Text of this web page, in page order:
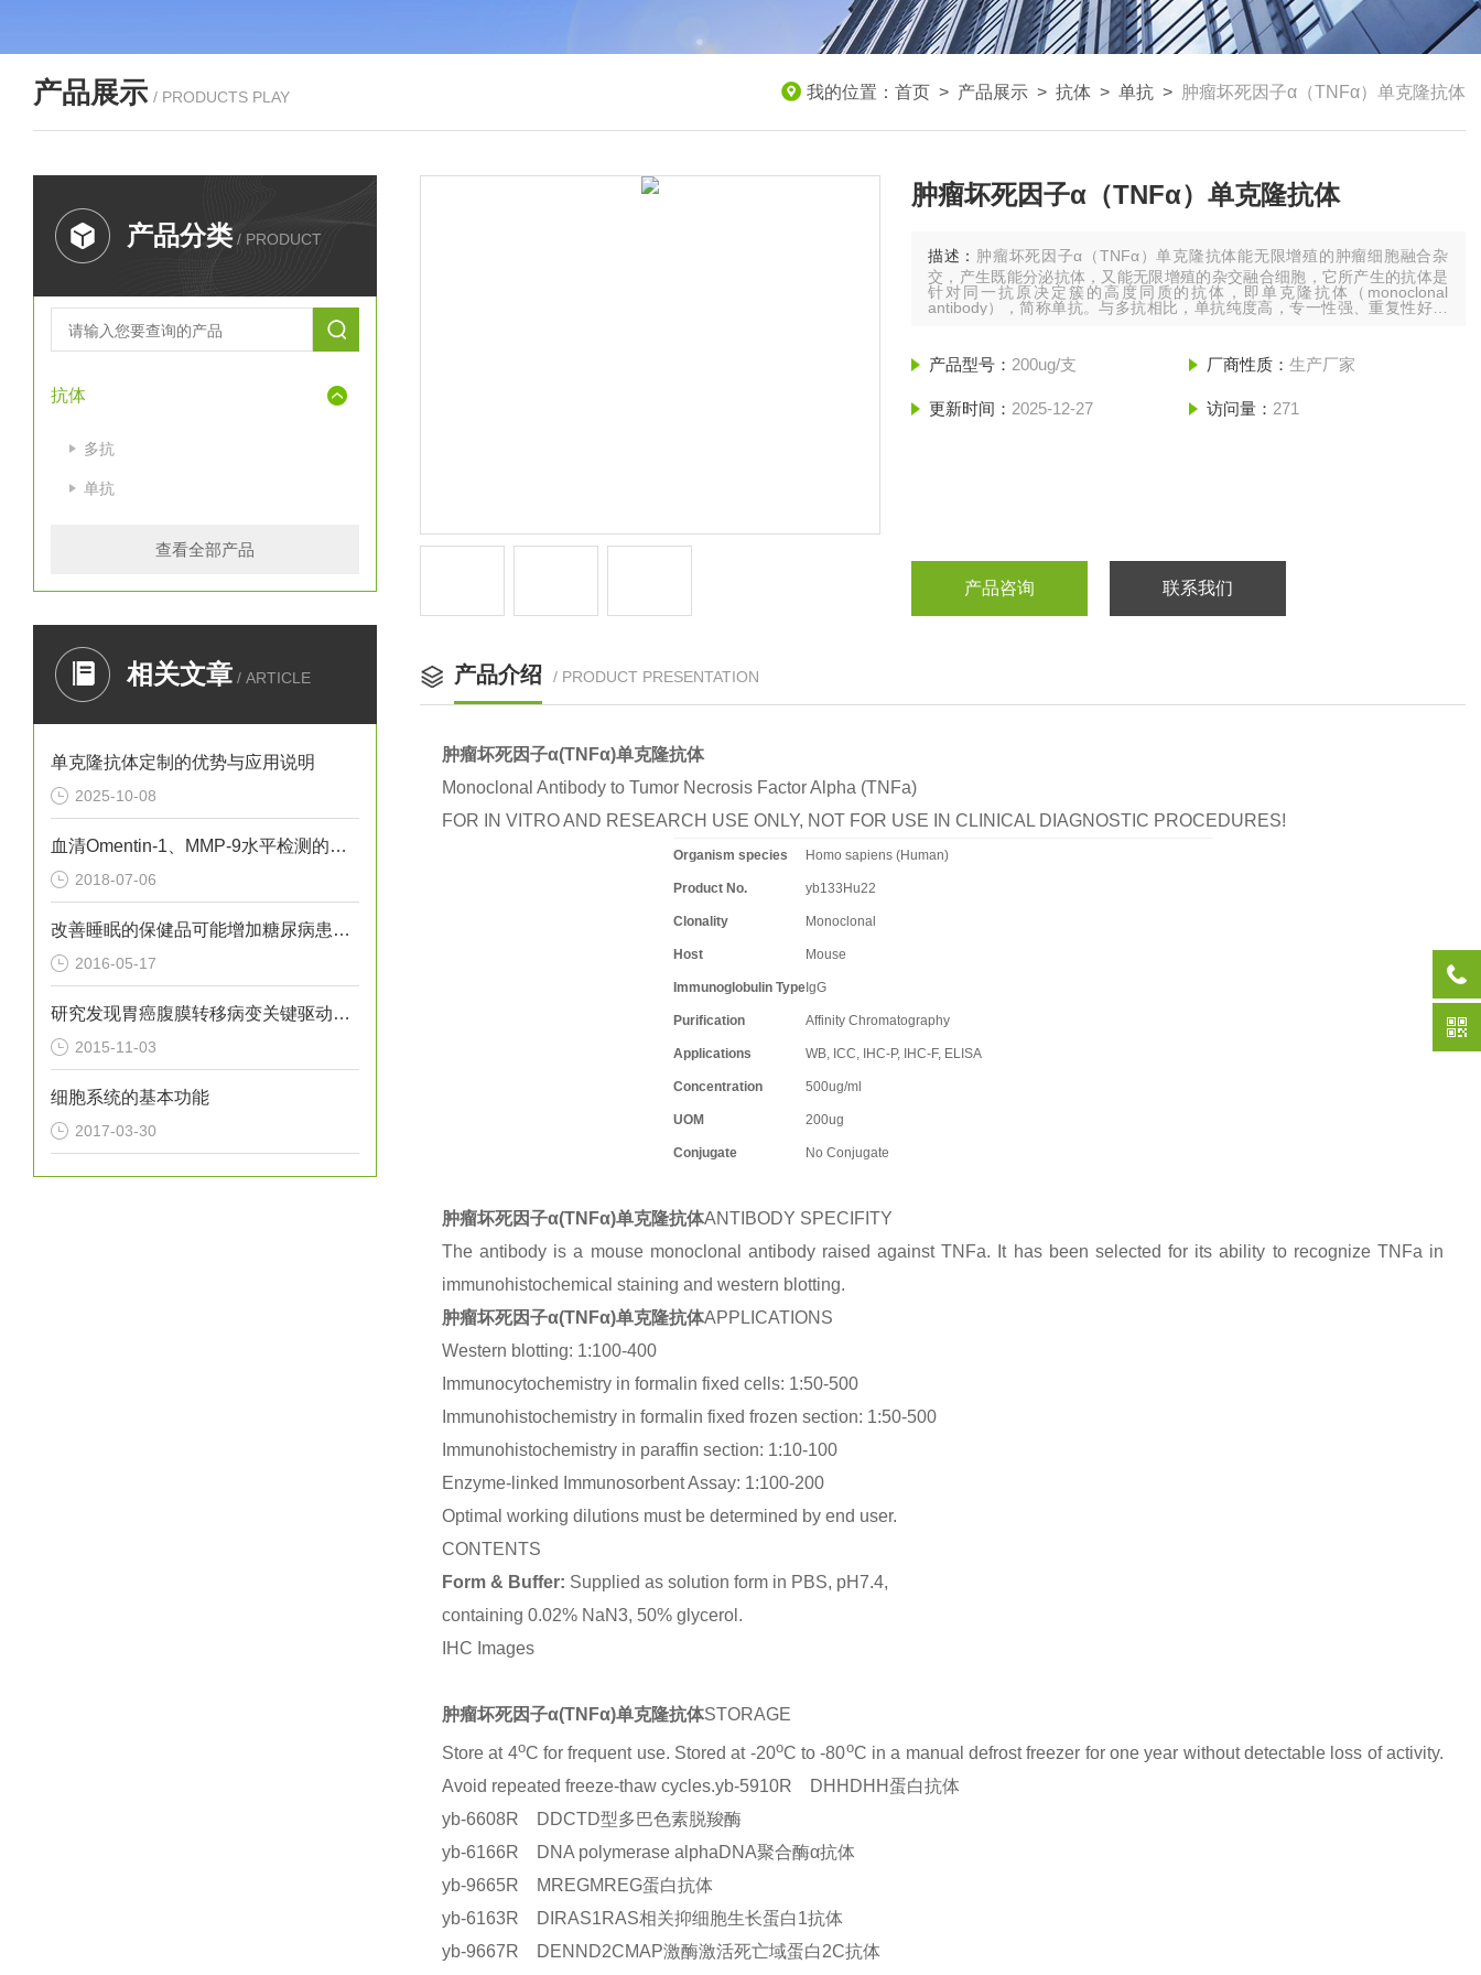
产品展示 / PRODUCTS PLAY 我的位置： 首页 > 产品展示 > 抗体 > 单抗 > 肿瘤坏死因子α（TNFα）单克隆抗体
产品分类 / PRODUCT
抗体
多抗
单抗
查看全部产品
相关文章 / ARTICLE
单克隆抗体定制的优势与应用说明
2025-10-08
血清Omentin-1、MMP-9水平检测的意义
2018-07-06
改善睡眠的保健品可能增加糖尿病患病风险
2016-05-17
研究发现胃癌腹膜转移病变关键驱动基因
2015-11-03
细胞系统的基本功能
2017-03-30
肿瘤坏死因子α（TNFα）单克隆抗体
描述： 肿瘤坏死因子α（TNFα）单克隆抗体能无限增殖的肿瘤细胞融合杂
交，产生既能分泌抗体，又能无限增殖的杂交融合细胞，它所产生的抗体是
针对同一抗原决定簇的高度同质的抗体，即单克隆抗体（monoclonal
antibody），简称单抗。与多抗相比，单抗纯度高，专一性强、重复性好、
产品型号： 200ug/支 厂商性质： 生产厂家
更新时间： 2025-12-27 访问量： 271
产品咨询 联系我们
产品介绍 / PRODUCT PRESENTATION
肿瘤坏死因子α(TNFα)单克隆抗体
Monoclonal Antibody to Tumor Necrosis Factor Alpha (TNFa)
FOR IN VITRO AND RESEARCH USE ONLY, NOT FOR USE IN CLINICAL DIAGNOSTIC PROCEDURES!
Organism species Homo sapiens (Human)
Product No. yb133Hu22
Clonality Monoclonal
Host Mouse
Immunoglobulin TypeIgG
Purification Affinity Chromatography
Applications WB, ICC, IHC-P, IHC-F, ELISA
Concentration 500ug/ml
UOM 200ug
Conjugate No Conjugate
肿瘤坏死因子α(TNFα)单克隆抗体ANTIBODY SPECIFITY
The antibody is a mouse monoclonal antibody raised against TNFa. It has been selected for its ability to recognize TNFa in
immunohistochemical staining and western blotting.
肿瘤坏死因子α(TNFα)单克隆抗体APPLICATIONS
Western blotting: 1:100-400
Immunocytochemistry in formalin fixed cells: 1:50-500
Immunohistochemistry in formalin fixed frozen section: 1:50-500
Immunohistochemistry in paraffin section: 1:10-100
Enzyme-linked Immunosorbent Assay: 1:100-200
Optimal working dilutions must be determined by end user.
CONTENTS
Form & Buffer: Supplied as solution form in PBS, pH7.4,
containing 0.02% NaN3, 50% glycerol.
IHC Images
肿瘤坏死因子α(TNFα)单克隆抗体STORAGE
Store at 4oC for frequent use. Stored at -20oC to -80oC in a manual defrost freezer for one year without detectable loss of activity.
Avoid repeated freeze-thaw cycles.yb-5910R DHHDHH蛋白抗体
yb-6608R DDCTD型多巴色素脱羧酶
yb-6166R DNA polymerase alphaDNA聚合酶α抗体
yb-9665R MREGMREG蛋白抗体
yb-6163R DIRAS1RAS相关抑细胞生长蛋白1抗体
yb-9667R DENND2CMAP激酶激活死亡域蛋白2C抗体